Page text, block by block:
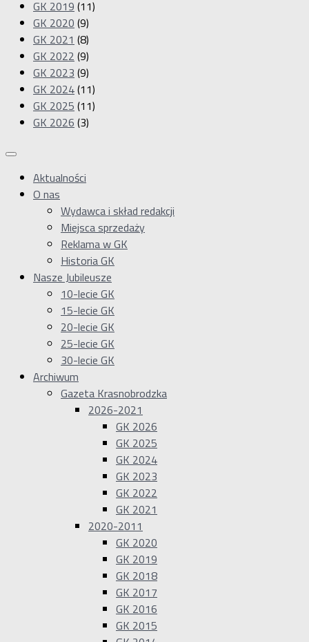
GK 2019 (11)
GK 2020 (9)
GK 2021 (8)
GK 2022 (9)
GK 2023 (9)
GK 2024(11)
GK 2025 (11)
GK 2026 (3)
Aktualności
O nas
Wydawca i skład redakcji
Miejsca sprzedaży
Reklama w GK
Historia GK
Nasze Jubileusze
10-lecie GK
15-lecie GK
20-lecie GK
25-lecie GK
30-lecie GK
Archiwum
Gazeta Krasnobrodzka
2026-2021
GK 2026
GK 2025
GK 2024
GK 2023
GK 2022
GK 2021
2020-2011
GK 2020
GK 2019
GK 2018
GK 2017
GK 2016
GK 2015